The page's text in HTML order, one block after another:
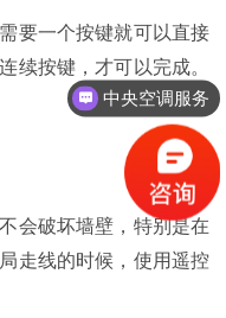
要一个按键就可以直接
续按键，才可以完成。
会破坏墙壁，特别是在
走线的时候，使用遥控
中央空调服务